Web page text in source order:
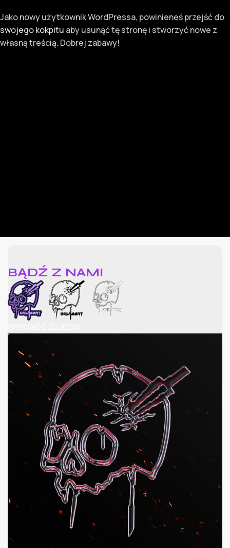
Jako nowy użytkownik WordPressa, powinieneś przejść do
swojego kokpitu aby usunąć tę stronę i stworzyć nowe z
własną treścią. Dobrej zabawy!
BĄDŹ Z NAMI